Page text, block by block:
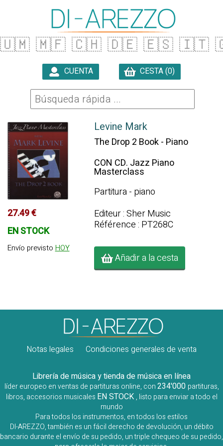
🇺🇲 🇲🇫 🇨🇭 🇩🇪 🇪🇸 🇮🇹
CUENTA CESTA (0)
27.49 €
EN STOCK
Envío previsto HOY
Levine Mark
The Drop 2 Book - Piano
CON CD. Jazz Piano
Masterclass
Partitura - piano
Editeur : Sher Music
Référence : PT268C
Añadir a la cesta
Notas legales Condiciones generales de venta
Librería de música y tienda de música en línea
líder europeo en ventas de partituras online, con234'000 partituras,
libros, accesorios musicales EN STOCK , listo para enviar a todo el
mundo
Para todos los instrumentos, en todos los estilos
DI-AREZZO, también es un fácil derecho de devolución, un débito
bancario durante el envío de su pedido, un triple chequeo de su pedido,